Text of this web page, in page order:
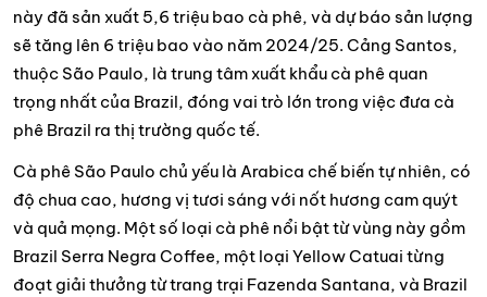
này đã sản xuất 5,6 triệu bao cà phê, và dự báo sản lượng
sẽ tăng lên 6 triệu bao vào năm 2024/25. Cảng Santos,
thuộc São Paulo, là trung tâm xuất khẩu cà phê quan
trọng nhất của Brazil, đóng vai trò lớn trong việc đưa cà
phê Brazil ra thị trường quốc tế.
Cà phê São Paulo chủ yếu là Arabica chế biến tự nhiên, có
độ chua cao, hương vị tươi sáng với nốt hương cam quýt
và quả mọng. Một số loại cà phê nổi bật từ vùng này gồm
Brazil Serra Negra Coffee, một loại Yellow Catuai từng
đoạt giải thưởng từ trang trại Fazenda Santana, và Brazil